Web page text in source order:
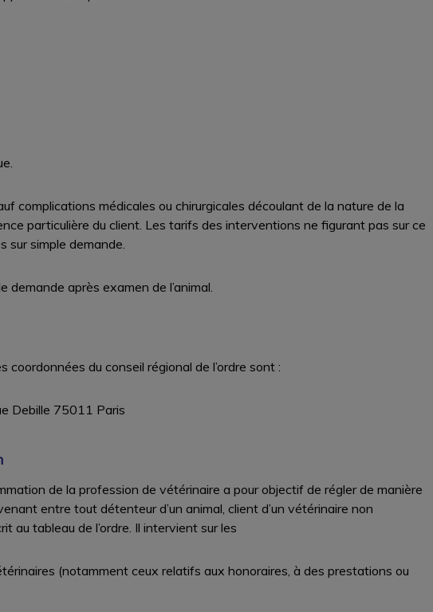
complications médicales ou chirurgicales découlant de la nature de la
particulière du client. Les tarifs des interventions ne figurant pas sur ce
sur simple demande.
demande après examen de l’animal.
du conseil régional de l’ordre sont :
Debille 75011 Paris
de la profession de vétérinaire a pour objectif de régler de manière
entre tout détenteur d’un animal, client d’un vétérinaire non
au tableau de l’ordre. Il intervient sur les
(notamment ceux relatifs aux honoraires, à des prestations ou